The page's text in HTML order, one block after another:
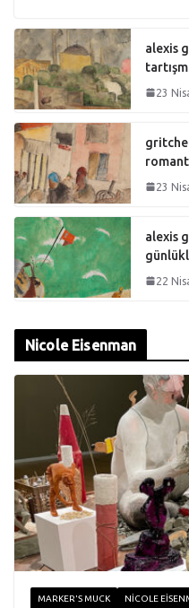
alexis
23
23
alexis
22
Nicole Eisenman
MARKER'S MUCK NICOLE